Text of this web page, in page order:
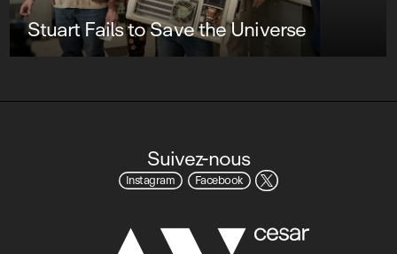
Stuart Fails to Save the Universe
Suivez-nous
Instagram Facebook